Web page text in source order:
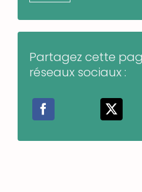
Partagez cette
réseaux sociaux :